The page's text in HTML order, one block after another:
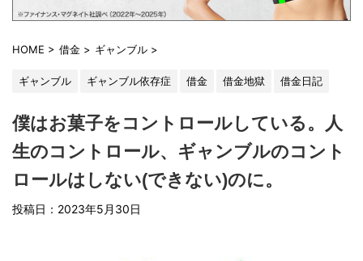
HOME > 借金 > ギャンブル >
ギャンブル ギャンブル依存症 借金 借金地獄 借金日記
僕はお菓子をコントロールしている。人
生のコントロール、ギャンブルのコント
ロールはしない(できない)のに。
投稿日： 2023年5月30日